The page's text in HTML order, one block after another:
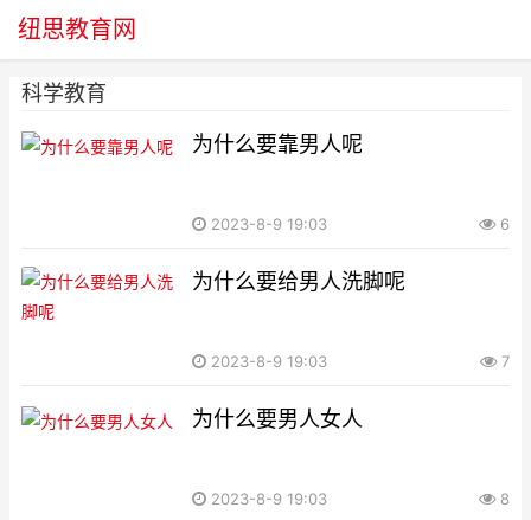
纽思教育网
科学教育
为什么要靠男人呢
2023-8-9 19:03 6
为什么要给男人洗脚呢
2023-8-9 19:03 7
为什么要男人女人
2023-8-9 19:03 8